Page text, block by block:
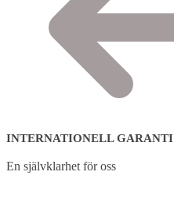
INTERNATIONELL GARANTI
En självklarhet för oss